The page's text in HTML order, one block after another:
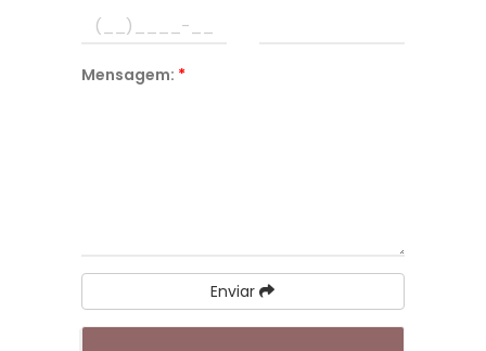
Mensagem: *
Enviar